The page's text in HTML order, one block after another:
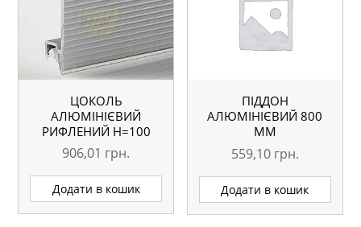
ЦОКОЛЬ
АЛЮМІНІЄВИЙ
РИФЛЕНИЙ H=100
ММ L=3000 ММ
906,01 грн.
Додати в кошик
ПІДДОН
АЛЮМІНІЄВИЙ 800
ММ
559,10 грн.
Додати в кошик